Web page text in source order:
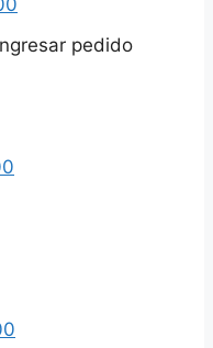
pedido